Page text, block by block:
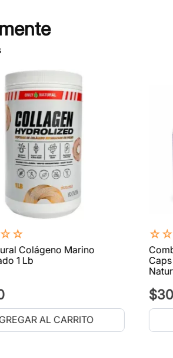
☆☆
Colágeno Marino
1 Lb
AL CARRITO
☆☆
$30